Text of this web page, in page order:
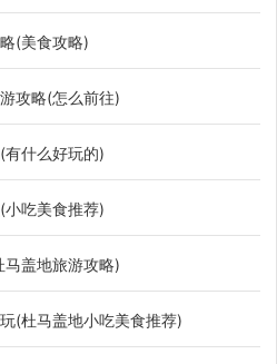
(美食攻略)
攻略(怎么前往)
什么好玩的)
吃美食推荐)
盖地旅游攻略)
(杜马盖地小吃美食推荐)